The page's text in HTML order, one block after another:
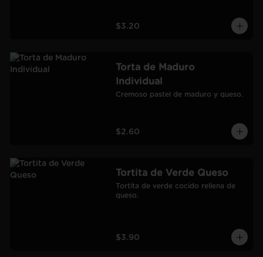
$3.20
Torta de Maduro
Individual
Cremoso pastel de maduro y queso.
$2.60
Tortita de Verde Queso
Tortita de verde cocido rellena de
queso.
$3.90